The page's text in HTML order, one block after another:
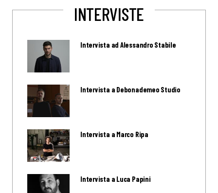
INTERVISTE
Intervista ad Alessandro Stabile
Intervista a Debonademeo Studio
Intervista a Marco Ripa
Intervista a Luca Papini